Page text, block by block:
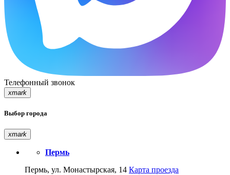
Телефонный звонок
xmark
Выбор города
xmark
Пермь
Пермь, ул. Монастырская, 14 Карта проезда